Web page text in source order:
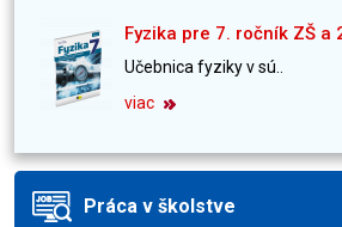
Fyzika pre 7. ročník ZŠ a
Učebnica fyziky v sú..
viac
Práca v školstve